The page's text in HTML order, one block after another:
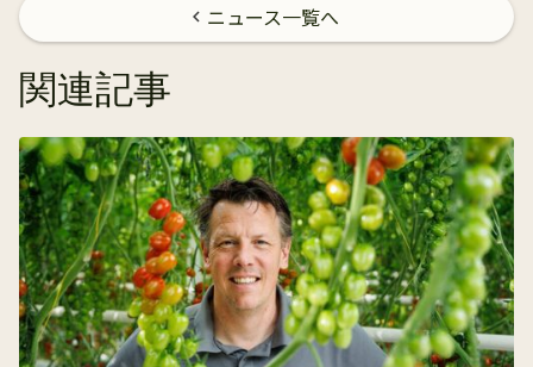
chevron_left ニュース一覧へ
関連記事